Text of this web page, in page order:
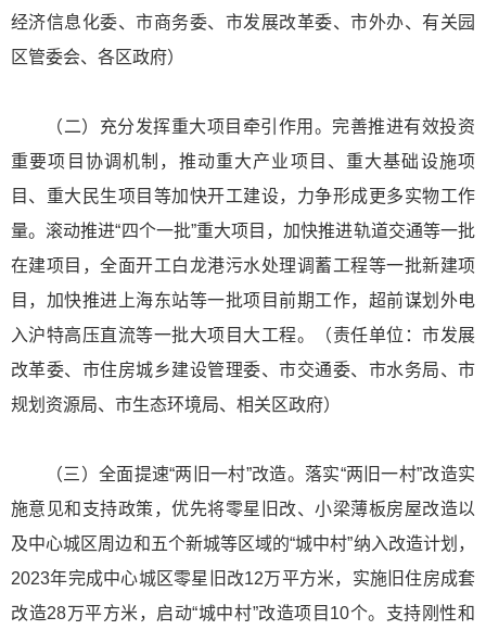
经济信息化委、市商务委、市发展改革委、市外办、有关园
区管委会、各区政府）
（二）充分发挥重大项目牵引作用。完善推进有效投资
重要项目协调机制，推动重大产业项目、重大基础设施项
目、重大民生项目等加快开工建设，力争形成更多实物工作
量。滚动推进“四个一批”重大项目，加快推进轨道交通等一批
在建项目，全面开工白龙港污水处理调蓄工程等一批新建项
目，加快推进上海东站等一批项目前期工作，超前谋划外电
入沪特高压直流等一批大项目大工程。（责任单位：市发展
改革委、市住房城乡建设管理委、市交通委、市水务局、市
规划资源局、市生态环境局、相关区政府）
（三）全面提速“两旧一村”改造。落实“两旧一村”改造实
施意见和支持政策，优先将零星旧改、小梁薄板房屋改造以
及中心城区周边和五个新城等区域的“城中村”纳入改造计划，
2023年完成中心城区零星旧改12万平方米，实施旧住房成套
改造28万平方米，启动“城中村”改造项目10个。支持刚性和